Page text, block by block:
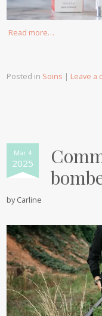
Read more…
Posted in Soins | Leave a
Mar 4
2025
byCarline